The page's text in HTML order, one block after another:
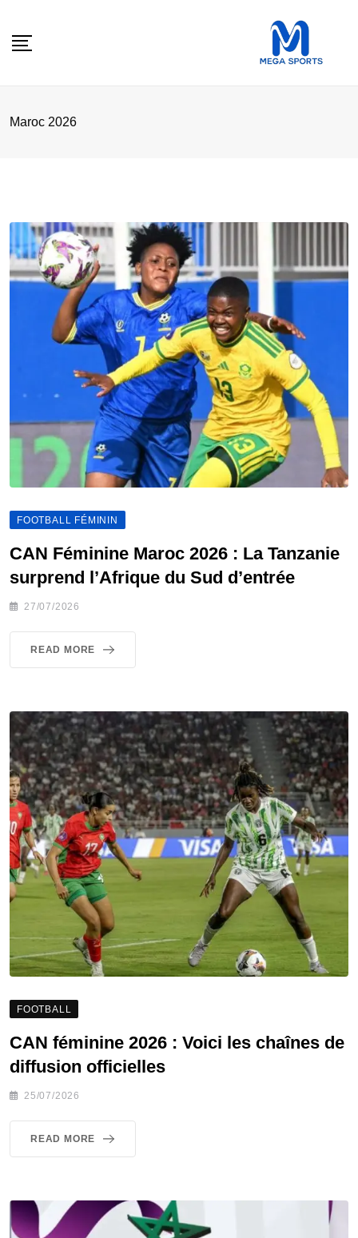
Maroc 2026
FOOTBALL FÉMININ
CAN Féminine Maroc 2026 : La Tanzanie
surprend l’Afrique du Sud d’entrée
27/07/2026
READ MORE
FOOTBALL
CAN féminine 2026 : Voici les chaînes de
diffusion officielles
25/07/2026
READ MORE